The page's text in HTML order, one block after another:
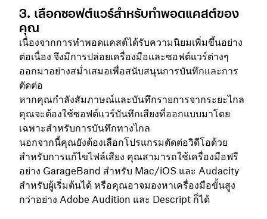
3. เลือกซอฟต์แวร์สำหรับทำพอดแคสต์ของ
คุณ
เนื่องจากการทำพอดแคสต์ได้รับความนิยมเพิ่มขึ้นอย่าง
ต่อเนื่อง จึงมีการปล่อยเครื่องมือและซอฟต์แวร์ต่างๆ
ออกมาอย่างสม่ำเสมอเพื่อสนับสนุนการบันทึกและการ
ตัดต่อ
หากคุณกำลังสัมภาษณ์และบันทึกรายการจากระยะไกล
คุณจะต้องใช้ซอฟต์แวร์บันทึกเสียงที่ออกแบบมาโดย
เฉพาะสำหรับการบันทึกทางไกล
นอกจากนี้คุณยังต้องเลือกโปรแกรมตัดต่อวิดีโอด้วย
สำหรับการแก้ไขไฟล์เสียง คุณสามารถใช้เครื่องมือฟรี
อย่าง GarageBand สำหรับ Mac/iOS และ Audacity
สำหรับผู้เริ่มต้นได้ หรือคุณอาจมองหาเครื่องมือขั้นสูง
กว่าอย่าง Adobe Audition และ Descript ก็ได้